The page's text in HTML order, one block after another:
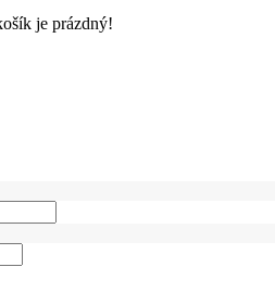
je prázdný!